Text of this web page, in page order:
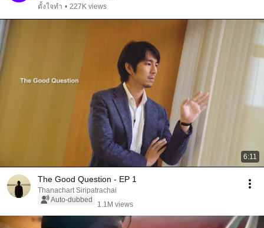
ตั้งใจทํา • 227K views
6:11
The Good Question - EP 1
Thanachart Siripatrachai
Auto-dubbed
1.1M views